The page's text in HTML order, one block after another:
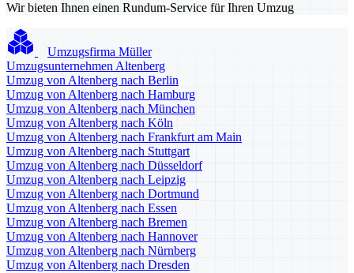
Wir bieten Ihnen einen Rundum-Service für Ihren Umzug
Umzugsfirma Müller
Umzugsunternehmen Altenberg
Umzug von Altenberg nach Berlin
Umzug von Altenberg nach Hamburg
Umzug von Altenberg nach München
Umzug von Altenberg nach Köln
Umzug von Altenberg nach Frankfurt am Main
Umzug von Altenberg nach Stuttgart
Umzug von Altenberg nach Düsseldorf
Umzug von Altenberg nach Leipzig
Umzug von Altenberg nach Dortmund
Umzug von Altenberg nach Essen
Umzug von Altenberg nach Bremen
Umzug von Altenberg nach Hannover
Umzug von Altenberg nach Nürnberg
Umzug von Altenberg nach Dresden